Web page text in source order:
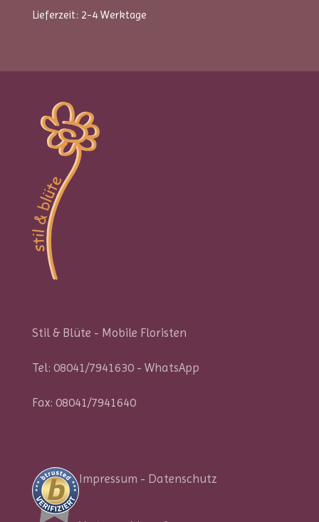
Lieferzeit: 2-4 Werktage
Stil & Blüte - Mobile Floristen
Tel: 08041/7941630- WhatsApp
Fax: 08041/7941640
Impressum - Datenschutz